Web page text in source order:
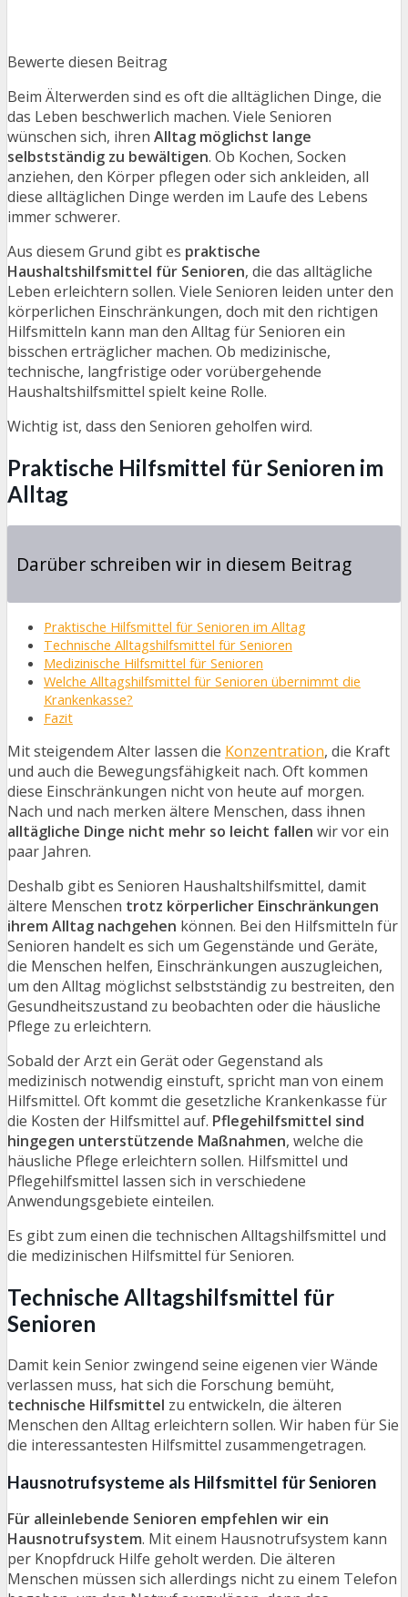
Bewerte diesen Beitrag
Beim Älterwerden sind es oft die alltäglichen Dinge, die
das Leben beschwerlich machen. Viele Senioren
wünschen sich, ihren Alltag möglichst lange
selbstständig zu bewältigen. Ob Kochen, Socken
anziehen, den Körper pflegen oder sich ankleiden, all
diese alltäglichen Dinge werden im Laufe des Lebens
immer schwerer.
Aus diesem Grund gibt es praktische
Haushaltshilfsmittel für Senioren, die das alltägliche
Leben erleichtern sollen. Viele Senioren leiden unter den
körperlichen Einschränkungen, doch mit den richtigen
Hilfsmitteln kann man den Alltag für Senioren ein
bisschen erträglicher machen. Ob medizinische,
technische, langfristige oder vorübergehende
Haushaltshilfsmittel spielt keine Rolle.
Wichtig ist, dass den Senioren geholfen wird.
Praktische Hilfsmittel für Senioren im
Alltag
Darüber schreiben wir in diesem Beitrag
Praktische Hilfsmittel für Senioren im Alltag
Technische Alltagshilfsmittel für Senioren
Medizinische Hilfsmittel für Senioren
Welche Alltagshilfsmittel für Senioren übernimmt die
Krankenkasse?
Fazit
Mit steigendem Alter lassen die Konzentration, die Kraft
und auch die Bewegungsfähigkeit nach. Oft kommen
diese Einschränkungen nicht von heute auf morgen.
Nach und nach merken ältere Menschen, dass ihnen
alltägliche Dinge nicht mehr so leicht fallen wir vor ein
paar Jahren.
Deshalb gibt es Senioren Haushaltshilfsmittel, damit
ältere Menschen trotz körperlicher Einschränkungen
ihrem Alltag nachgehen können. Bei den Hilfsmitteln für
Senioren handelt es sich um Gegenstände und Geräte,
die Menschen helfen, Einschränkungen auszugleichen,
um den Alltag möglichst selbstständig zu bestreiten, den
Gesundheitszustand zu beobachten oder die häusliche
Pflege zu erleichtern.
Sobald der Arzt ein Gerät oder Gegenstand als
medizinisch notwendig einstuft, spricht man von einem
Hilfsmittel. Oft kommt die gesetzliche Krankenkasse für
die Kosten der Hilfsmittel auf. Pflegehilfsmittel sind
hingegen unterstützende Maßnahmen, welche die
häusliche Pflege erleichtern sollen. Hilfsmittel und
Pflegehilfsmittel lassen sich in verschiedene
Anwendungsgebiete einteilen.
Es gibt zum einen die technischen Alltagshilfsmittel und
die medizinischen Hilfsmittel für Senioren.
Technische Alltagshilfsmittel für
Senioren
Damit kein Senior zwingend seine eigenen vier Wände
verlassen muss, hat sich die Forschung bemüht,
technische Hilfsmittel zu entwickeln, die älteren
Menschen den Alltag erleichtern sollen. Wir haben für Sie
die interessantesten Hilfsmittel zusammengetragen.
Hausnotrufsysteme als Hilfsmittel für Senioren
Für alleinlebende Senioren empfehlen wir ein
Hausnotrufsystem. Mit einem Hausnotrufsystem kann
per Knopfdruck Hilfe geholt werden. Die älteren
Menschen müssen sich allerdings nicht zu einem Telefon